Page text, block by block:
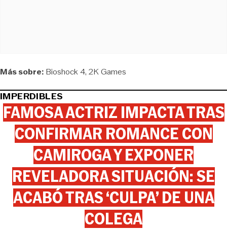
Más sobre: Bioshock 4 2K Games
IMPERDIBLES
FAMOSA ACTRIZ IMPACTA TRAS
CONFIRMAR ROMANCE CON
CAMIROGA Y EXPONER
REVELADORA SITUACIÓN: SE
ACABÓ TRAS ‘CULPA’ DE UNA
COLEGA